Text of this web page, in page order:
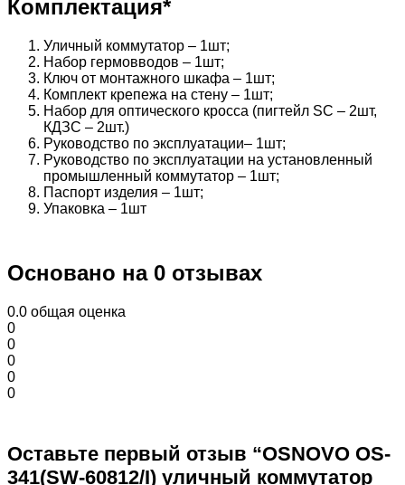
Комплектация*
Уличный коммутатор – 1шт;
Набор гермовводов – 1шт;
Ключ от монтажного шкафа – 1шт;
Комплект крепежа на стену – 1шт;
Набор для оптического кросса (пигтейл SC – 2шт,
КДЗС – 2шт.)
Руководство по эксплуатации– 1шт;
Руководство по эксплуатации на установленный
промышленный коммутатор – 1шт;
Паспорт изделия – 1шт;
Упаковка – 1шт
Основано на 0 отзывах
0.0 общая оценка
0
0
0
0
0
Оставьте первый отзыв “OSNOVO OS-
341(SW-60812/I) уличный коммутатор